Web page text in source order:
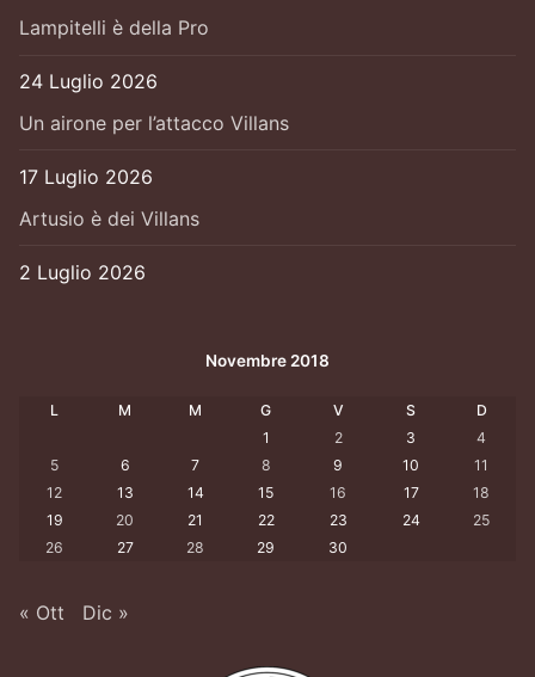
Lampitelli è della Pro
24 Luglio 2026
Un airone per l’attacco Villans
17 Luglio 2026
Artusio è dei Villans
2 Luglio 2026
Novembre 2018
L M M G V S
D
1
2 3
4
5
6 7 8 9 10
11
12
13 14 15 16 17
18
19
20 21 22 23 24
25
26
27 28 29 30
« Ott Dic »